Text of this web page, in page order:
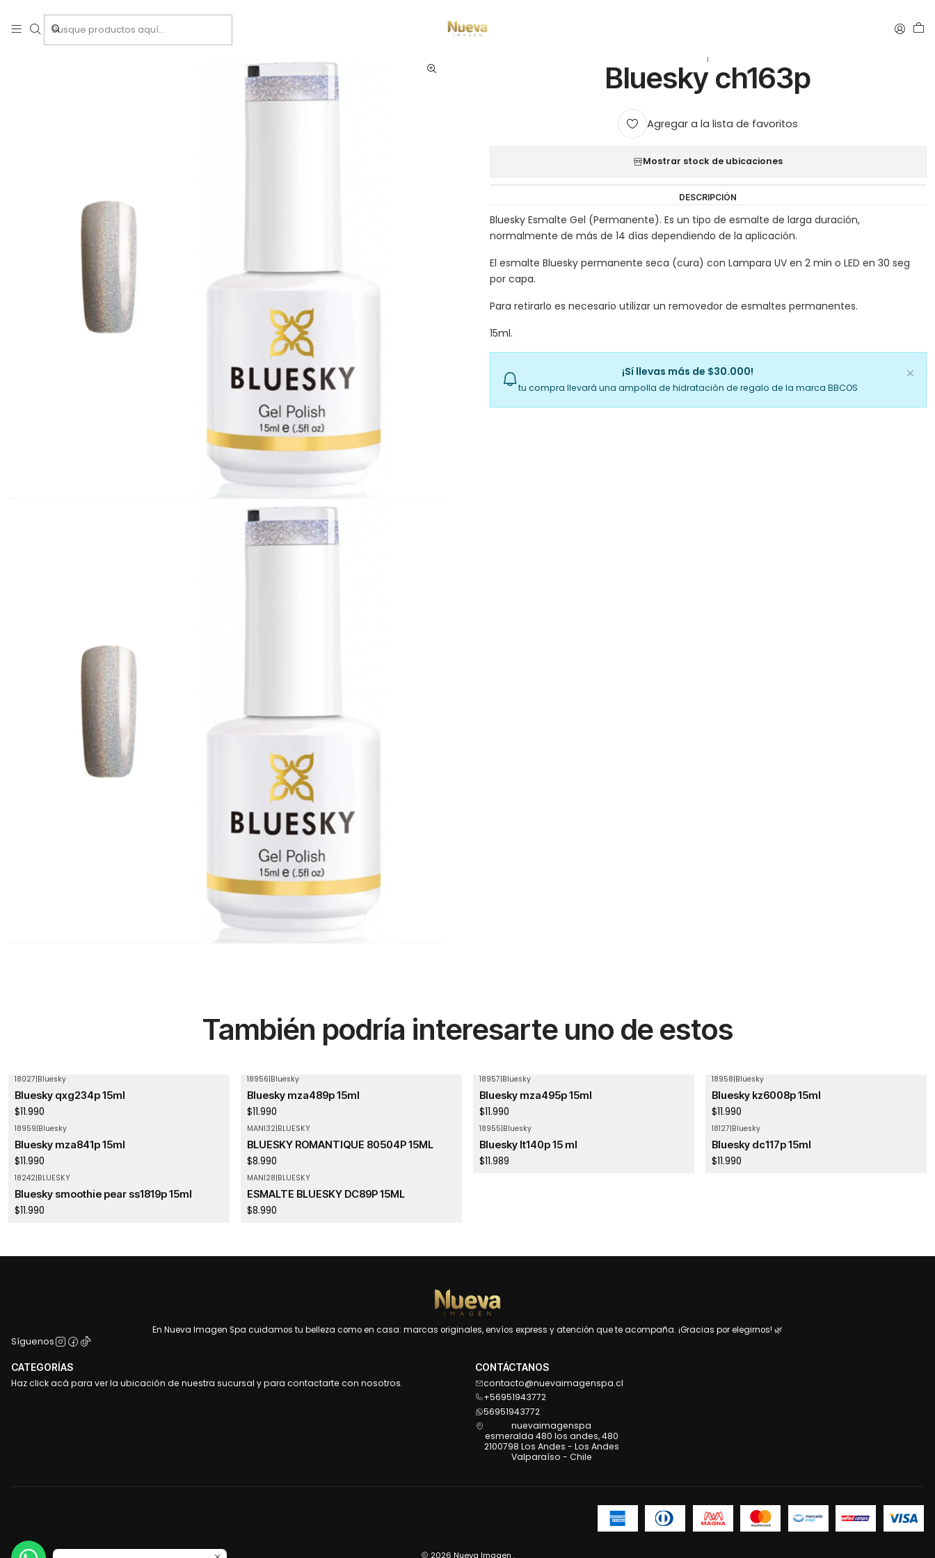
|
Bluesky ch163p
Agregar a la lista de favoritos
Mostrar stock de ubicaciones
DESCRIPCIÓN
Bluesky Esmalte Gel (Permanente). Es un tipo de esmalte de larga duración,
normalmente de más de 14 días dependiendo de la aplicación.
El esmalte Bluesky permanente seca (cura) con Lampara UV en 2 min o LED en 30 seg
por capa.
Para retirarlo es necesario utilizar un removedor de esmaltes permanentes.
15ml.
¡Sí llevas más de $30.000!
tu compra llevará una ampolla de hidratación de regalo de la marca BBCOS
También podría interesarte uno de estos
18027|Bluesky
Bluesky qxg234p 15ml
$11.990
18956|Bluesky
Bluesky mza489p 15ml
$11.990
18957|Bluesky
Bluesky mza495p 15ml
$11.990
18958|Bluesky
Bluesky kz6008p 15ml
$11.990
18959|Bluesky
Bluesky mza841p 15ml
$11.990
MANI32|BLUESKY
BLUESKY ROMANTIQUE 80504P 15ML
$8.990
18955|Bluesky
Bluesky lt140p 15 ml
$11.989
18127|Bluesky
Bluesky dc117p 15ml
$11.990
18242|BLUESKY
Bluesky smoothie pear ss1819p 15ml
$11.990
MANI28|BLUESKY
ESMALTE BLUESKY DC89P 15ML
$8.990
En Nueva Imagen Spa cuidamos tu belleza como en casa: marcas originales, envíos express y atención que te acompaña. ¡Gracias por elegirnos! 🌿
Síguenos
CATEGORÍAS
Haz click acá para ver la ubicación de nuestra sucursal y para contactarte con nosotros.
CONTÁCTANOS
contacto@nuevaimagenspa.cl
+56951943772
56951943772
nuevaimagenspa
esmeralda 480 los andes, 480
2100798 Los Andes - Los Andes
Valparaíso - Chile
2026 Nueva Imagen .